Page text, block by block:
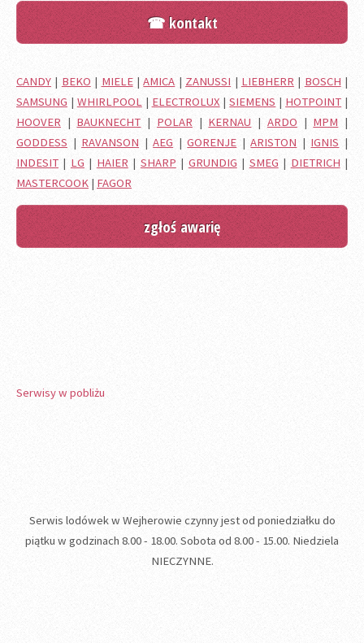
☎ kontakt
CANDY | BEKO | MIELE|AMICA | ZANUSSI | LIEBHERR | BOSCH |
SAMSUNG | WHIRLPOOL| ELECTROLUX |SIEMENS | HOTPOINT |
HOOVER | BAUKNECHT | POLAR | KERNAU | ARDO | MPM |
GODDESS | RAVANSON |AEG |GORENJE |ARISTON | IGNIS |
INDESIT | LG | HAIER | SHARP | GRUNDIG | SMEG | DIETRICH |
MASTERCOOK | FAGOR
zgłoś awarię
Serwisy w pobliżu
Serwis lodówek w Wejherowie czynny jest od poniedziałku do
piątku w godzinach 8.00 - 18.00. Sobota od 8.00 - 15.00. Niedziela
NIECZYNNE.